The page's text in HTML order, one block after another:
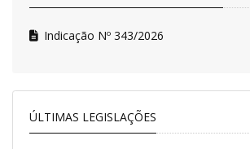
Indicação Nº 343/2026
ÚLTIMAS LEGISLAÇÕES